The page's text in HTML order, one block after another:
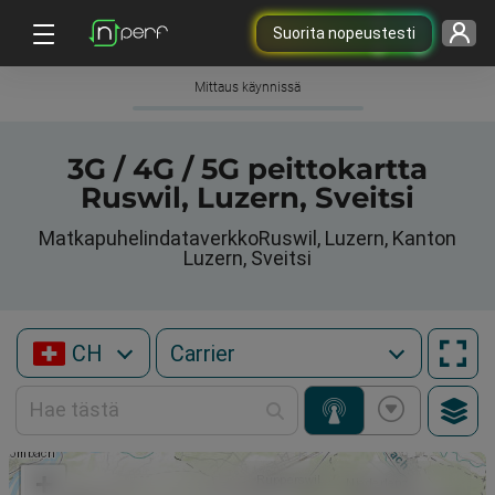
Suorita nopeustesti
Mittaus käynnissä
3G / 4G / 5G peittokartta
Ruswil, Luzern, Sveitsi
MatkapuhelindataverkkoRuswil, Luzern, Kanton
Luzern, Sveitsi
CH